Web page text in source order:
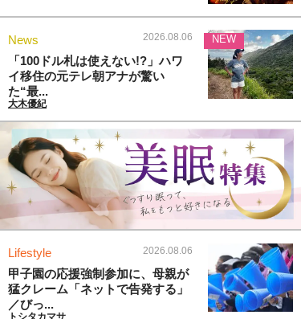
News 2026.08.06
「100ドル札は使えない!?」ハワ
イ移住の元テレ朝アナが驚い
た“最...
大木優紀
NEW
Lifestyle 2026.08.06
甲子園の応援強制参加に、母親が
猛クレーム「ネットで告発する」
／びっ...
トシタカマサ